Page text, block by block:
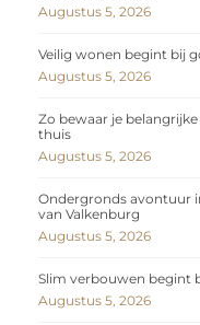
Augustus 5, 2026
Veilig wonen begint bij
Augustus 5, 2026
Zo bewaar je
thuis
Augustus 5, 2026
Ondergronds avontuur
van Valkenburg
Augustus 5, 2026
Slim verbouwen begint
Augustus 5, 2026